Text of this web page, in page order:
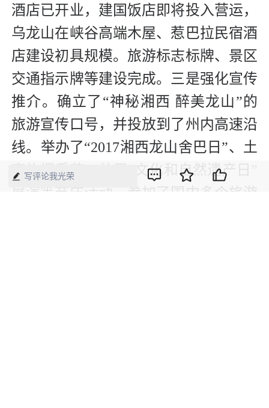
酒店已开业，建国饭店即将投入营运，
乌龙山在峡谷高端木屋、惹巴拉民宿酒
店建设初具规模。旅游标志标牌、景区
交通指示牌等建设完成。三是强化宣传
推介。确立了“神秘湘西 醉美龙山”的
旅游宣传口号，并投放到了州内高速沿
线。举办了“2017湘西龙山舍巴日”、土
家族摆手节、首届“文化和自然遗产日”
展演等节庆活动，参加了国内多个旅游
写评论我光荣